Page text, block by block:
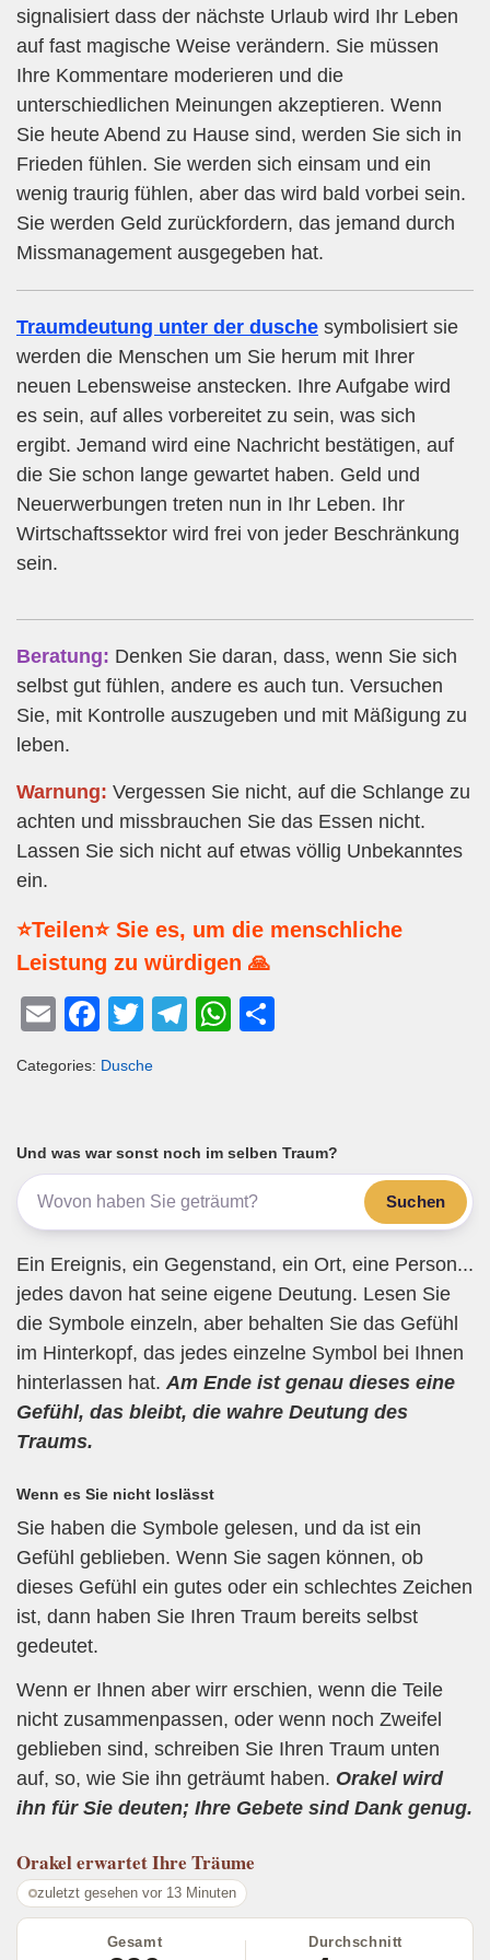
signalisiert dass der nächste Urlaub wird Ihr Leben
auf fast magische Weise verändern. Sie müssen
Ihre Kommentare moderieren und die
unterschiedlichen Meinungen akzeptieren. Wenn
Sie heute Abend zu Hause sind, werden Sie sich in
Frieden fühlen. Sie werden sich einsam und ein
wenig traurig fühlen, aber das wird bald vorbei sein.
Sie werden Geld zurückfordern, das jemand durch
Missmanagement ausgegeben hat.
Traumdeutung unter der dusche symbolisiert sie
werden die Menschen um Sie herum mit Ihrer
neuen Lebensweise anstecken. Ihre Aufgabe wird
es sein, auf alles vorbereitet zu sein, was sich
ergibt. Jemand wird eine Nachricht bestätigen, auf
die Sie schon lange gewartet haben. Geld und
Neuerwerbungen treten nun in Ihr Leben. Ihr
Wirtschaftssektor wird frei von jeder Beschränkung
sein.
Beratung: Denken Sie daran, dass, wenn Sie sich
selbst gut fühlen, andere es auch tun. Versuchen
Sie, mit Kontrolle auszugeben und mit Mäßigung zu
leben.
Warnung: Vergessen Sie nicht, auf die Schlange zu
achten und missbrauchen Sie das Essen nicht.
Lassen Sie sich nicht auf etwas völlig Unbekanntes
ein.
⭐Teilen⭐ Sie es, um die menschliche
Leistung zu würdigen 🙏
E
ail
F
c
b
o
o
k
T
tt
T
a
m
W
A
p
p
Categories: Dusche
Und was war sonst noch im selben Traum?
Suchen
Ein Ereignis, ein Gegenstand, ein Ort, eine Person...
jedes davon hat seine eigene Deutung. Lesen Sie
die Symbole einzeln, aber behalten Sie das Gefühl
im Hinterkopf, das jedes einzelne Symbol bei Ihnen
hinterlassen hat. Am Ende ist genau dieses eine
Gefühl, das bleibt, die wahre Deutung des
Traums.
Wenn es Sie nicht loslässt
Sie haben die Symbole gelesen, und da ist ein
Gefühl geblieben. Wenn Sie sagen können, ob
dieses Gefühl ein gutes oder ein schlechtes Zeichen
ist, dann haben Sie Ihren Traum bereits selbst
gedeutet.
Wenn er Ihnen aber wirr erschien, wenn die Teile
nicht zusammenpassen, oder wenn noch Zweifel
geblieben sind, schreiben Sie Ihren Traum unten
auf, so, wie Sie ihn geträumt haben. Orakel wird
ihn für Sie deuten; Ihre Gebete sind Dank genug.
Orakelerwartet Ihre Träume
zuletzt gesehen vor 13 Minuten
Gesamt Durchschnitt